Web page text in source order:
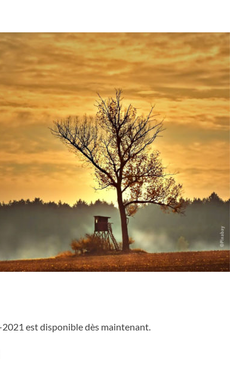
2021 est disponible dès maintenant.